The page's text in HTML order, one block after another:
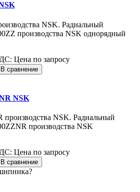
NSK. Радиальный
производства NSK однорядный
Цена по запросу
В сравнение
NSK
NSK. Радиальный
производства NSK
Цена по запросу
В сравнение